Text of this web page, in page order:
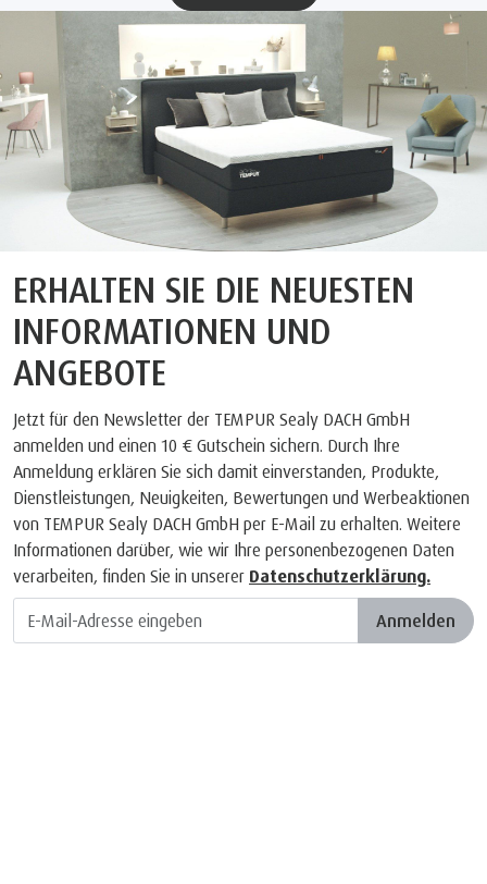
ERHALTEN SIE DIE NEUESTEN
INFORMATIONEN UND
ANGEBOTE
Jetzt für den Newsletter der TEMPUR Sealy DACH GmbH
anmelden und einen 10 € Gutschein sichern. Durch Ihre
Anmeldung erklären Sie sich damit einverstanden, Produkte,
Dienstleistungen, Neuigkeiten, Bewertungen und Werbeaktionen
von TEMPUR Sealy DACH GmbH per E-Mail zu erhalten. Weitere
Informationen darüber, wie wir Ihre personenbezogenen Daten
verarbeiten, finden Sie in unserer Datenschutzerklärung.
Anmelden